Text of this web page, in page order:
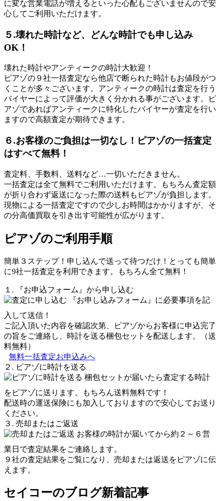
に変な営業電話が増えるといった心配もございませんので安
心してご利用いただけます。
５.壊れた時計など、どんな時計でも申し込み
OK！
壊れた時計やアンティークの時計大歓迎！
ピアゾの９社一括査定なら他店で断られた時計もお値段がつ
くことが多々ございます。アンティークの時計は査定を行う
バイヤーによって評価が大きく分かれる事がございます。ピ
アゾであればアンティークに特化したバイヤーが査定を行い
ますので高額査定が期待できます。
６.お客様のご負担は一切なし！ピアゾの一括査定
はすべて無料！
査定料、手数料、送料など…一切いただきません。
一括査定は全て無料でご利用いただけます。もちろん査定額
が折り合わず返送になった際の送料もピアゾが負担します。
現物による一括査定ですので少しお時間はかかりますが、そ
の分高価買取を引き出す可能性が広がります。
ピアゾのご利用手順
簡単３ステップ！申し込んで送って待つだけ！とっても簡単
に9社一括査定を利用できます。もちろん全て無料！
１. 『お申込フォーム』から申し込む
『お申し込みフォーム』に必要事項を記
入して送信！
ご記入頂いた内容を確認次第、ピアゾからお客様に申込完了
の旨をご連絡し、時計を送る梱包セットを配送します。（送
料無料）
無料一括査定お申込みへ
２. ピアゾに時計を送る
梱包セットが届いたら査定する時計
をピアゾに送ります。もちろん送料無料です！
配送時の運送保険にも加入しておりますので安心してお送り
ください。
３. 売却またはご返送
お客様の時計が届いてから約２～６営
業日で査定結果をご連絡します。
９社の査定結果をご覧になり、売却または返送をピアゾに伝
えます。
セイコーのブログ新着記事